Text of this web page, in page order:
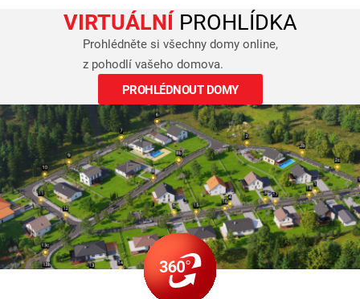
VIRTUÁLNÍPROHLÍDKA
Prohlédněte si všechny domy online,
z pohodlí vašeho domova.
PROHLÉDNOUT DOMY